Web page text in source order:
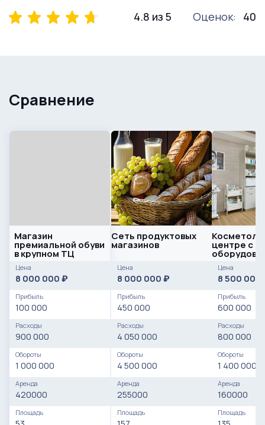
4.8 из 5 Оценок: 40
Сравнение
Магазин
премиальной обуви
в крупном ТЦ
Цена
8 000 000 ₽
Прибыль
100 000
Расходы
900 000
Обороты
1 000 000
Аренда
420000
Площадь
Сеть продуктовых
магазинов
Цена
8 000 000 ₽
Прибыль
450 000
Расходы
4 050 000
Обороты
4 500 000
Аренда
255000
Площадь
центре с
Цена
8 500 000
Прибыль
600 000
Расходы
800 000
Обороты
1 400 000
Аренда
160000
Площадь